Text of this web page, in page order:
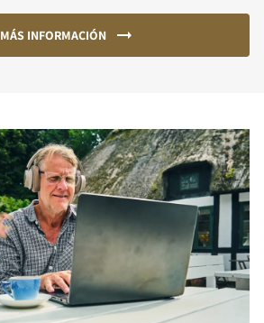
MÁS INFORMACIÓN